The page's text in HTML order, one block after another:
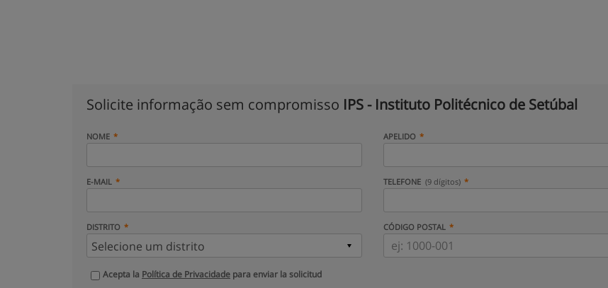
Solicite informação sem compromisso IPS - Instituto Politécnico de Setúbal
NOME APELIDO
E-MAIL TELEFONE (9 dígitos)
DISTRITO CÓDIGO POSTAL
Acepta la Política de Privacidade para enviar la solicitud